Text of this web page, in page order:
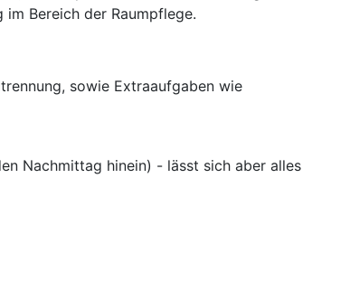
Bereich der Raumpflege.
sowie Extraaufgaben wie
Nachmittag hinein) - lässt sich aber alles